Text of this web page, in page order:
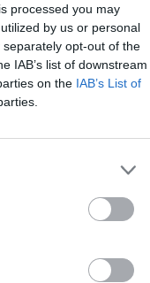
processed you may
by us or personal
opt-out of the
IAB’s list of downstream
on the IAB’s List of